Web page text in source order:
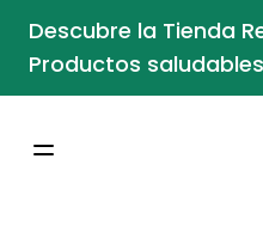
Descubre la Tienda
Productos